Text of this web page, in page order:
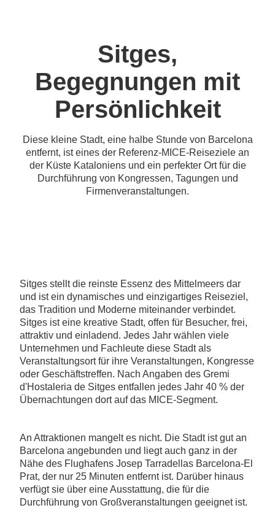
Sitges,
Begegnungen mit
Persönlichkeit
Diese kleine Stadt, eine halbe Stunde von Barcelona
entfernt, ist eines der Referenz-MICE-Reiseziele an
der Küste Kataloniens und ein perfekter Ort für die
Durchführung von Kongressen, Tagungen und
Firmenveranstaltungen.
Sitges stellt die reinste Essenz des Mittelmeers dar
und ist ein dynamisches und einzigartiges Reiseziel,
das Tradition und Moderne miteinander verbindet.
Sitges ist eine kreative Stadt, offen für Besucher, frei,
attraktiv und einladend. Jedes Jahr wählen viele
Unternehmen und Fachleute diese Stadt als
Veranstaltungsort für ihre Veranstaltungen, Kongresse
oder Geschäftstreffen. Nach Angaben des Gremi
d'Hostaleria de Sitges entfallen jedes Jahr 40 % der
Übernachtungen dort auf das MICE-Segment.
An Attraktionen mangelt es nicht. Die Stadt ist gut an
Barcelona angebunden und liegt auch ganz in der
Nähe des Flughafens Josep Tarradellas Barcelona-El
Prat, der nur 25 Minuten entfernt ist. Darüber hinaus
verfügt sie über eine Ausstattung, die für die
Durchführung von Großveranstaltungen geeignet ist.